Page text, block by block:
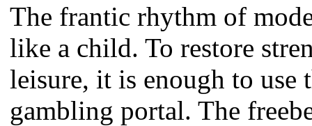
The frantic rhythm of
like a child. To restore
leisure, it is enough to use
gambling portal. The